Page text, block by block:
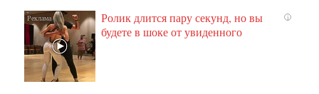
i
Ролик длится пару секунд, но вы
будете в шоке от увиденного